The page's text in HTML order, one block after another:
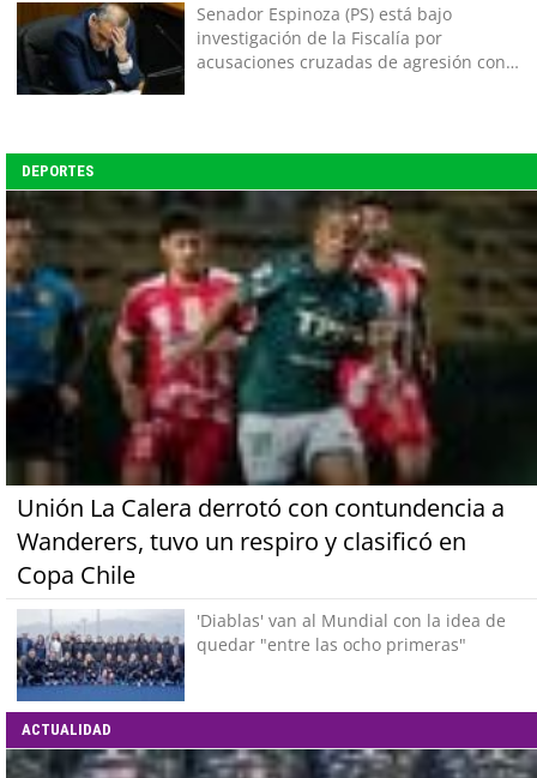
Senador Espinoza (PS) está bajo
investigación de la Fiscalía por
acusaciones cruzadas de agresión con
DEPORTES
Unión La Calera derrotó con contundencia a
Wanderers, tuvo un respiro y clasificó en
Copa Chile
'Diablas' van al Mundial con la idea de
quedar "entre las ocho primeras"
ACTUALIDAD